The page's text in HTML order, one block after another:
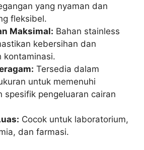
yang nyaman dan
fleksibel.
Maksimal: Bahan stainless
kebersihan dan
kontaminasi.
Tersedia dalam
untuk memenuhi
spesifik pengeluaran cairan
Cocok untuk laboratorium,
dan farmasi.